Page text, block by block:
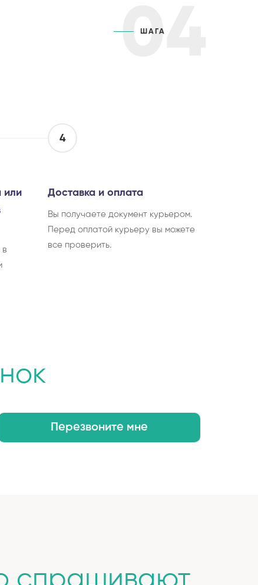
04
ШАГА
или
в
4
Доставка и оплата
Вы получаете документ курьером.
Перед оплатой курьеру вы можете
все проверить.
Перезвоните мне